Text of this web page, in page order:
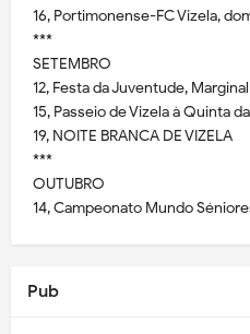
16, Portimonense-FC Vizela,
***
SETEMBRO
12, Festa da Juventude,
15, Passeio de Vizela à Quinta
19, NOITE BRANCA DE VIZELA
***
OUTUBRO
14, Campeonato Mundo
Pub